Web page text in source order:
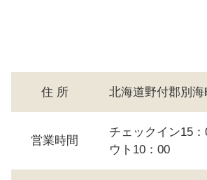
住 所 北海道野付郡別
営業時間
チェックイン15
ウト10：00